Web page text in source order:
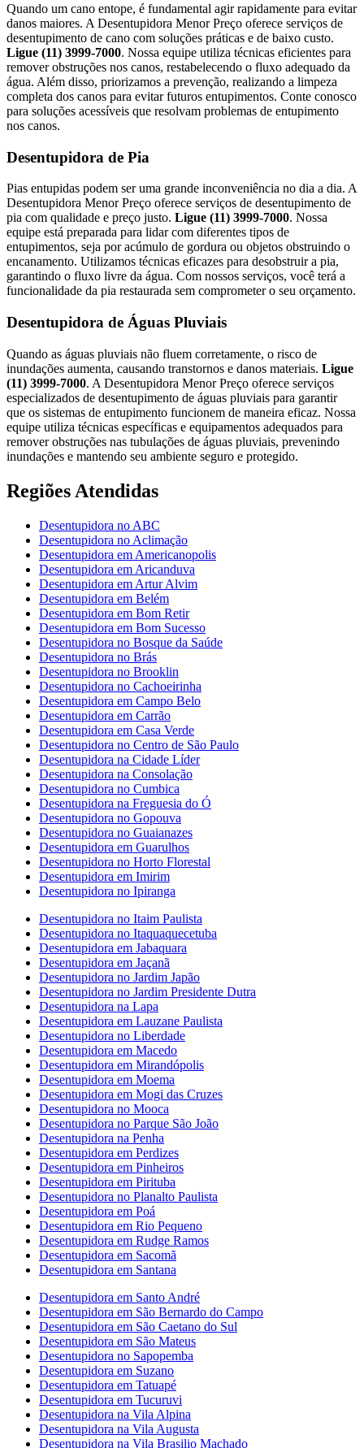
Quando um cano entope, é fundamental agir rapidamente para evitar
danos maiores. A Desentupidora Menor Preço oferece serviços de
desentupimento de cano com soluções práticas e de baixo custo.
Ligue (11) 3999-7000. Nossa equipe utiliza técnicas eficientes para
remover obstruções nos canos, restabelecendo o fluxo adequado da
água. Além disso, priorizamos a prevenção, realizando a limpeza
completa dos canos para evitar futuros entupimentos. Conte conosco
para soluções acessíveis que resolvam problemas de entupimento
nos canos.
Desentupidora de Pia
Pias entupidas podem ser uma grande inconveniência no dia a dia. A
Desentupidora Menor Preço oferece serviços de desentupimento de
pia com qualidade e preço justo. Ligue (11) 3999-7000. Nossa
equipe está preparada para lidar com diferentes tipos de
entupimentos, seja por acúmulo de gordura ou objetos obstruindo o
encanamento. Utilizamos técnicas eficazes para desobstruir a pia,
garantindo o fluxo livre da água. Com nossos serviços, você terá a
funcionalidade da pia restaurada sem comprometer o seu orçamento.
Desentupidora de Águas Pluviais
Quando as águas pluviais não fluem corretamente, o risco de
inundações aumenta, causando transtornos e danos materiais. Ligue
(11) 3999-7000. A Desentupidora Menor Preço oferece serviços
especializados de desentupimento de águas pluviais para garantir
que os sistemas de entupimento funcionem de maneira eficaz. Nossa
equipe utiliza técnicas específicas e equipamentos adequados para
remover obstruções nas tubulações de águas pluviais, prevenindo
inundações e mantendo seu ambiente seguro e protegido.
Regiões Atendidas
Desentupidora no ABC
Desentupidora no Aclimação
Desentupidora em Americanopolis
Desentupidora em Aricanduva
Desentupidora em Artur Alvim
Desentupidora em Belém
Desentupidora em Bom Retir
Desentupidora em Bom Sucesso
Desentupidora no Bosque da Saúde
Desentupidora no Brás
Desentupidora no Brooklin
Desentupidora no Cachoeirinha
Desentupidora em Campo Belo
Desentupidora em Carrão
Desentupidora em Casa Verde
Desentupidora no Centro de São Paulo
Desentupidora na Cidade Líder
Desentupidora na Consolação
Desentupidora no Cumbica
Desentupidora na Freguesia do Ó
Desentupidora no Gopouva
Desentupidora no Guaianazes
Desentupidora em Guarulhos
Desentupidora no Horto Florestal
Desentupidora em Imirim
Desentupidora no Ipiranga
Desentupidora no Itaim Paulista
Desentupidora no Itaquaquecetuba
Desentupidora em Jabaquara
Desentupidora em Jaçanã
Desentupidora no Jardim Japão
Desentupidora no Jardim Presidente Dutra
Desentupidora na Lapa
Desentupidora em Lauzane Paulista
Desentupidora no Liberdade
Desentupidora em Macedo
Desentupidora em Mirandópolis
Desentupidora em Moema
Desentupidora em Mogi das Cruzes
Desentupidora no Mooca
Desentupidora no Parque São João
Desentupidora na Penha
Desentupidora em Perdizes
Desentupidora em Pinheiros
Desentupidora em Pirituba
Desentupidora no Planalto Paulista
Desentupidora em Poá
Desentupidora em Rio Pequeno
Desentupidora em Rudge Ramos
Desentupidora em Sacomã
Desentupidora em Santana
Desentupidora em Santo André
Desentupidora em São Bernardo do Campo
Desentupidora em São Caetano do Sul
Desentupidora em São Mateus
Desentupidora no Sapopemba
Desentupidora em Suzano
Desentupidora em Tatuapé
Desentupidora em Tucuruvi
Desentupidora na Vila Alpina
Desentupidora na Vila Augusta
Desentupidora na Vila Brasilio Machado